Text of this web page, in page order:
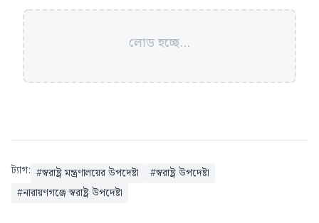
লোড হচ্ছে...
ট্যাগ: #স্বরাষ্ট্র মন্ত্রণালয়ের উপদেষ্টা #স্বরাষ্ট্র উপদেষ্টা
#নারায়ণগঞ্জে স্বরাষ্ট্র উপদেষ্টা